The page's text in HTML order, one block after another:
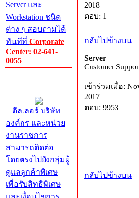
Server และ
Workstation ชนิด
ต่าง ๆ สอบถามได้
ทันทีที่ Corporate
Center: 02-641-
0055
ดีลเลอร์ บริษัท
องค์กร และหน่วย
งานราชการ
สามารถติดต่อ
โดยตรงไปยังกลุ่มผู้
ดูแลลูกค้าพิเศษ
เพื่อรับสิทธิพิเศษ
และเงื่อนไขการ
2018
ตอบ: 1
กลับไปข้างบน
Server
Customer
เข้าร่วมเมื่อ:
2017
ตอบ: 9953
กลับไปข้างบน